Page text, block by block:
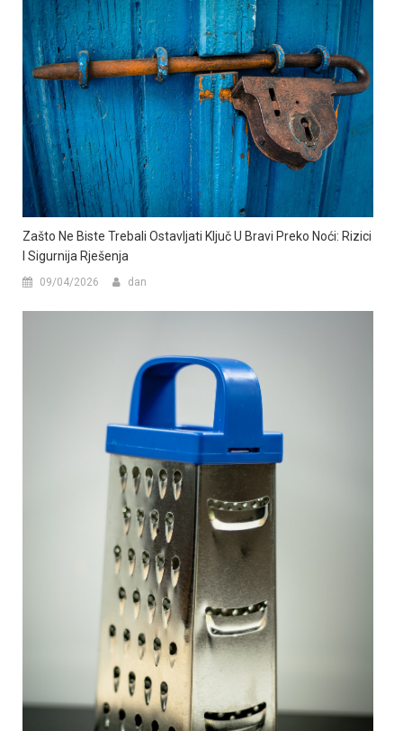
Zašto Ne Biste Trebali Ostavljati Ključ U Bravi Preko Noći: Rizici
I Sigurnija Rješenja
09/04/2026 dan